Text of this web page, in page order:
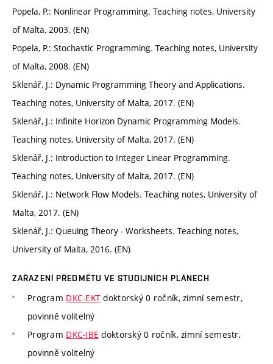
Popela, P.: Nonlinear Programming. Teaching notes, University
of Malta, 2003. (EN)
Popela, P.: Stochastic Programming. Teaching notes, University
of Malta, 2008. (EN)
Sklenář, J.: Dynamic Programming Theory and Applications.
Teaching notes, University of Malta, 2017. (EN)
Sklenář, J.: Infinite Horizon Dynamic Programming Models.
Teaching notes, University of Malta, 2017. (EN)
Sklenář, J.: Introduction to Integer Linear Programming.
Teaching notes, University of Malta, 2017. (EN)
Sklenář, J.: Network Flow Models. Teaching notes, University of
Malta, 2017. (EN)
Sklenář, J.: Queuing Theory - Worksheets. Teaching notes,
University of Malta, 2016. (EN)
ZAŘAZENÍ PŘEDMĚTU VE STUDIJNÍCH PLÁNECH
Program DKC-EKT doktorský 0 ročník, zimní semestr,
povinně volitelný
Program DKC-IBE doktorský 0 ročník, zimní semestr,
povinně volitelný